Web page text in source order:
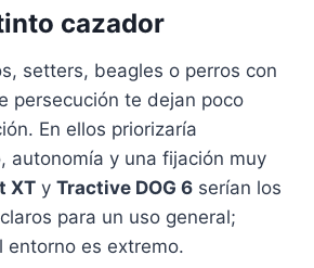
cazador
setters, beagles o perros con
persecución te dejan poco
En ellos priorizaría
autonomía y una fijación muy
XT y Tractive DOG 6 serían los
para un uso general;
entorno es extremo.